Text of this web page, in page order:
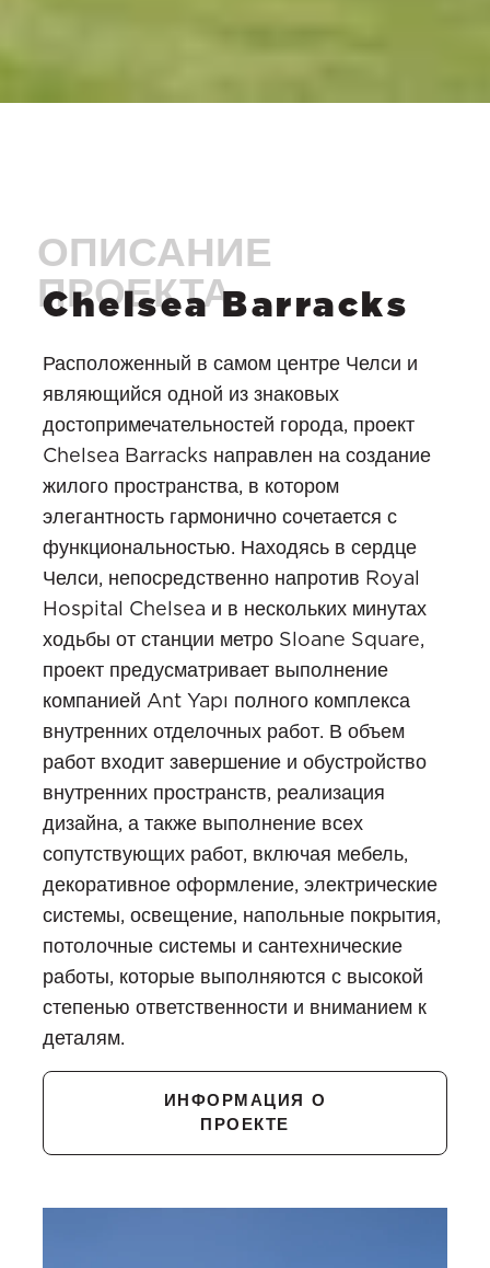
Chelsea Barracks
Расположенный в самом центре Челси и
являющийся одной из знаковых
достопримечательностей города, проект
Chelsea Barracks направлен на создание
жилого пространства, в котором
элегантность гармонично сочетается с
функциональностью. Находясь в сердце
Челси, непосредственно напротив Royal
Hospital Chelsea и в нескольких минутах
ходьбы от станции метро Sloane Square,
проект предусматривает выполнение
компанией Ant Yapı полного комплекса
внутренних отделочных работ. В объем
работ входит завершение и обустройство
внутренних пространств, реализация
дизайна, а также выполнение всех
сопутствующих работ, включая мебель,
декоративное оформление, электрические
системы, освещение, напольные покрытия,
потолочные системы и сантехнические
работы, которые выполняются с высокой
степенью ответственности и вниманием к
деталям.
ИНФОРМАЦИЯ О
ПРОЕКТЕ